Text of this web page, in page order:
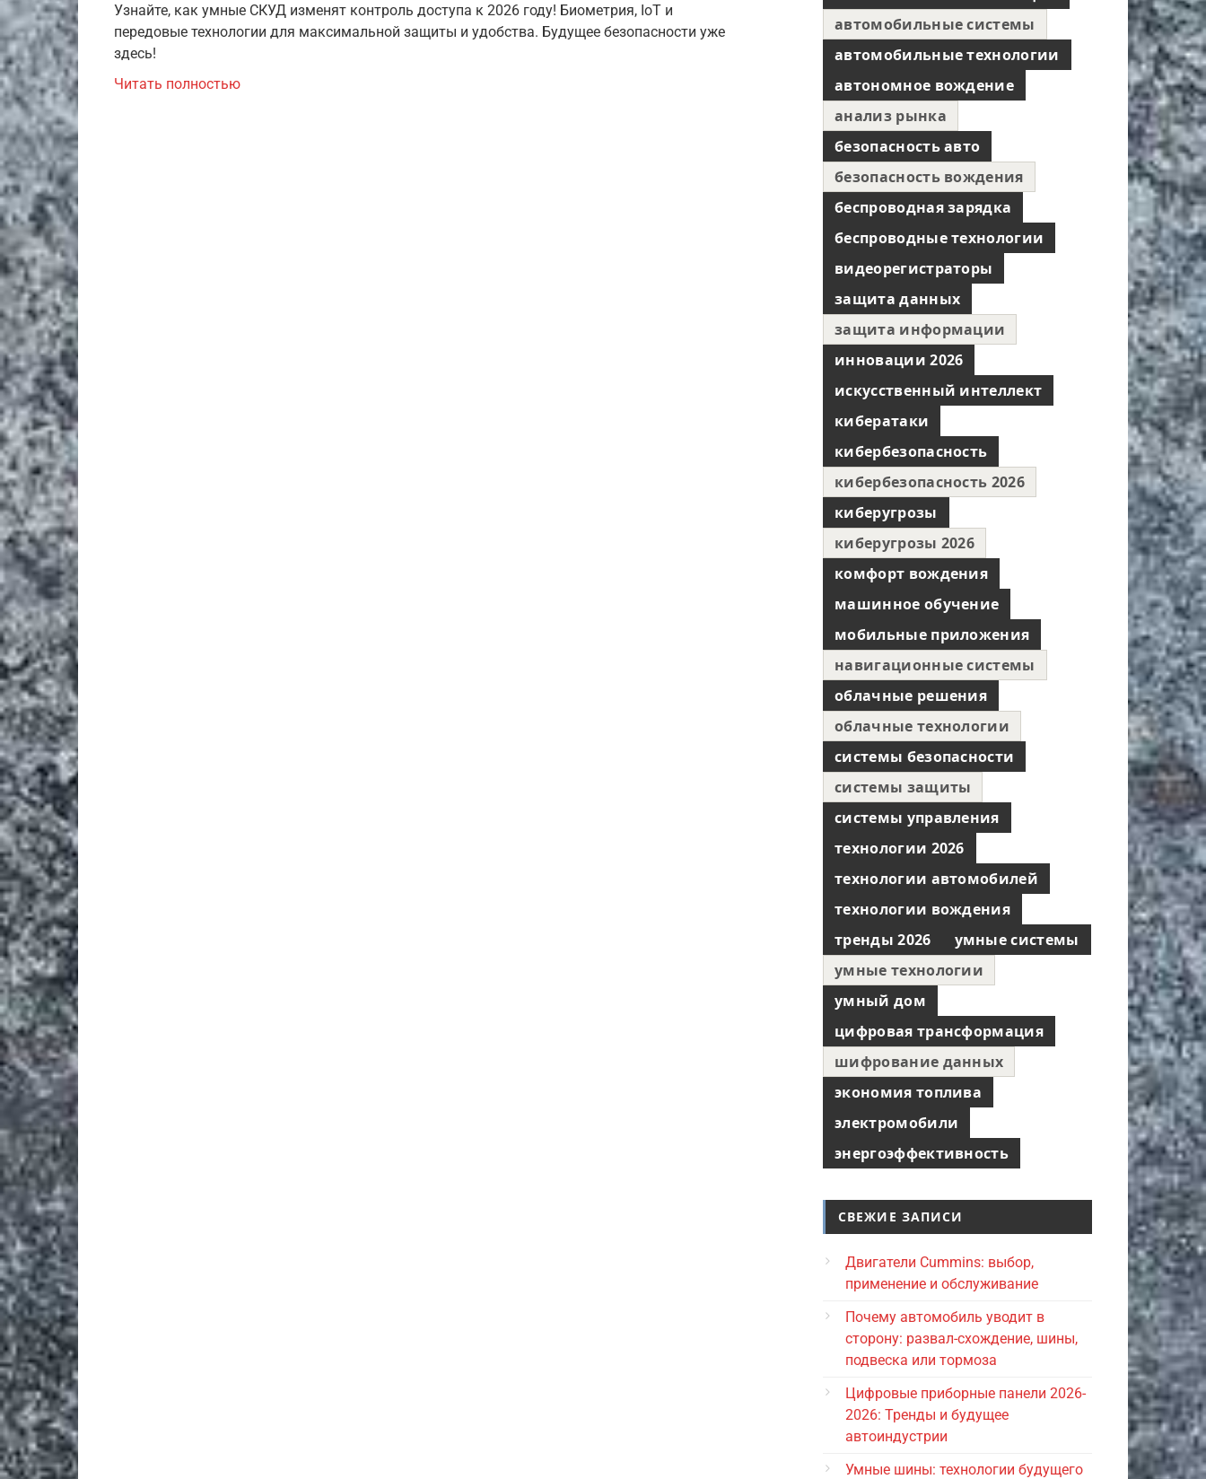
Узнайте, как умные СКУД изменят контроль доступа к 2026 году! Биометрия, IoT и
передовые технологии для максимальной защиты и удобства. Будущее безопасности уже
здесь!
Читать полностью
автомобильные системы
автомобильные технологии
автономное вождение
анализ рынка
безопасность авто
безопасность вождения
беспроводная зарядка
беспроводные технологии
видеорегистраторы
защита данных
защита информации
инновации 2026
искусственный интеллект
кибератаки
кибербезопасность
кибербезопасность 2026
киберугрозы
киберугрозы 2026
комфорт вождения
машинное обучение
мобильные приложения
навигационные системы
облачные решения
облачные технологии
системы безопасности
системы защиты
системы управления
технологии 2026
технологии автомобилей
технологии вождения
тренды 2026
умные системы
умные технологии
умный дом
цифровая трансформация
шифрование данных
экономия топлива
электромобили
энергоэффективность
СВЕЖИЕ ЗАПИСИ
Двигатели Cummins: выбор,
применение и обслуживание
Почему автомобиль уводит в
сторону: развал-схождение, шины,
подвеска или тормоза
Цифровые приборные панели 2026-
2026: Тренды и будущее
автоиндустрии
Умные шины: технологии будущего